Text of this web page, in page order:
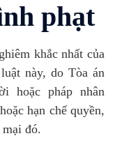
phạt
khắc nhất của
này, do Tòa án
hoặc pháp nhân
hạn chế quyền,
đó.